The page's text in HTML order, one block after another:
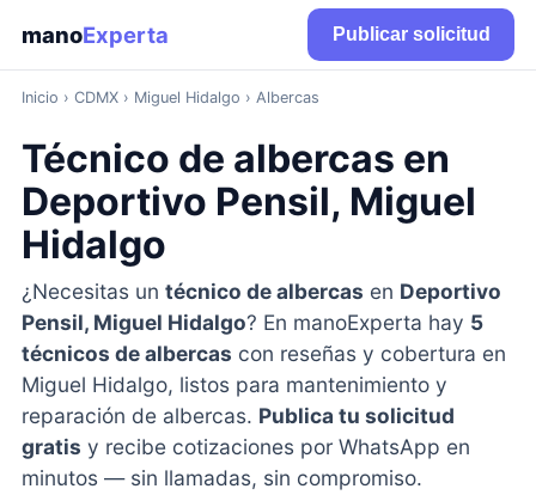
manoExperta Publicar solicitud
Inicio › CDMX› Miguel Hidalgo › Albercas
Técnico de albercas en
Deportivo Pensil, Miguel
Hidalgo
¿Necesitas un técnico de albercas en Deportivo
Pensil, Miguel Hidalgo? En manoExperta hay 5
técnicos de albercas con reseñas y cobertura en
Miguel Hidalgo, listos para mantenimiento y
reparación de albercas. Publica tu solicitud
gratis y recibe cotizaciones por WhatsApp en
minutos — sin llamadas, sin compromiso.